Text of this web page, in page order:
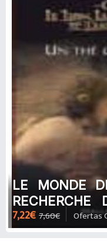
LE MONDE
francés) de
7,22€ 7,60€ Ofertas